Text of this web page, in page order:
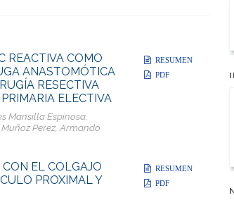
REACTIVA COMO
ANASTOMÓTICA
RESECTIVA
ELECTIVA
Mansilla Espinosa,
Perez, Armando
RESUMEN
PDF
EL COLGAJO
PROXIMAL Y
RESUMEN
PDF